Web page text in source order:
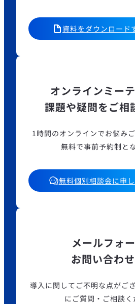
資料をダウンロード
オンラインミー
課題や疑問をご相
1時間のオンラインでお悩み
無料で事前予約制と
無料個別相談会に申
メールフォ
お問い合わ
導入に関してご不明な点がご
にご質問・ご相談く